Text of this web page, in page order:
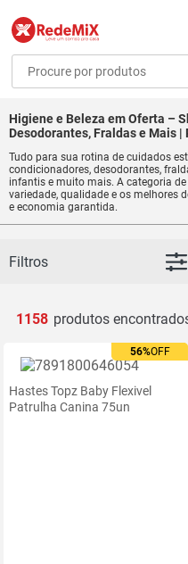
Redemix –
Higiene e Beleza em Oferta –
Desodorantes, Fraldas e Mais |
Tudo para sua rotina de cuidados
condicionadores, desodorantes,
infantis e muito mais. A categoria de
variedade, qualidade e os melhores
e economia garantida.
Filtros
1158
56%OFF
56%OFF
Hastes Topz Baby Flexivel
Patrulha Canina 75un